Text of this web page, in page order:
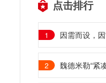
点击排行
1 因需而设，因
2